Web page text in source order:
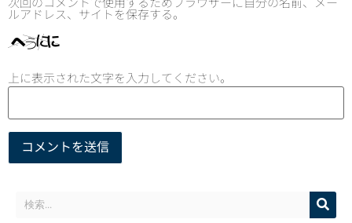
次回のコメントで使用するためブラウザーに自分の名前、メー
ルアドレス、サイトを保存する。
上に表示された文字を入力してください。